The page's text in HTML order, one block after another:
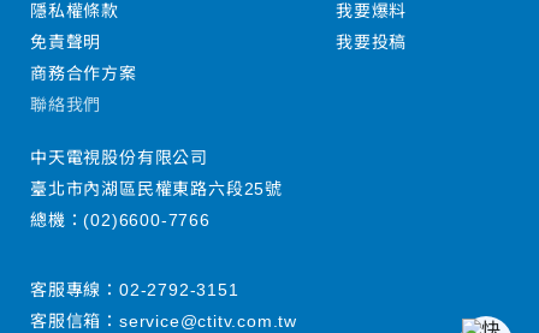
隱私權條款
免責聲明
商務合作方案
我要爆料
我要投稿
聯絡我們
中天電視股份有限公司
臺北市內湖區民權東路六段25號
總機：(02)6600-7766
客服專線： 02-2792-3151
客服信箱： service@ctitv.com.tw